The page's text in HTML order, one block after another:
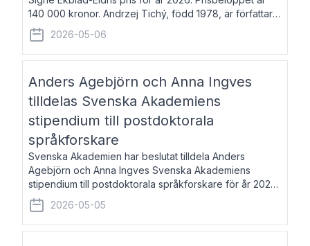
140 000 kronor. Andrzej Tichý, född 1978, är författare
och kulturskribent. Han debuterade 2005 med den
lovordade romanen Sex liter l
2026-05-06
Anders Agebjörn och Anna Ingves
tilldelas Svenska Akademiens
stipendium till postdoktorala
språkforskare
Svenska Akademien har beslutat tilldela Anders
Agebjörn och Anna Ingves Svenska Akademiens
stipendium till postdoktorala språkforskare för år 2026.
Stipendiebeloppet är 75 000 kronor per mottagare.
Anders Agebjörn, född 1984, är universitet
2026-05-05